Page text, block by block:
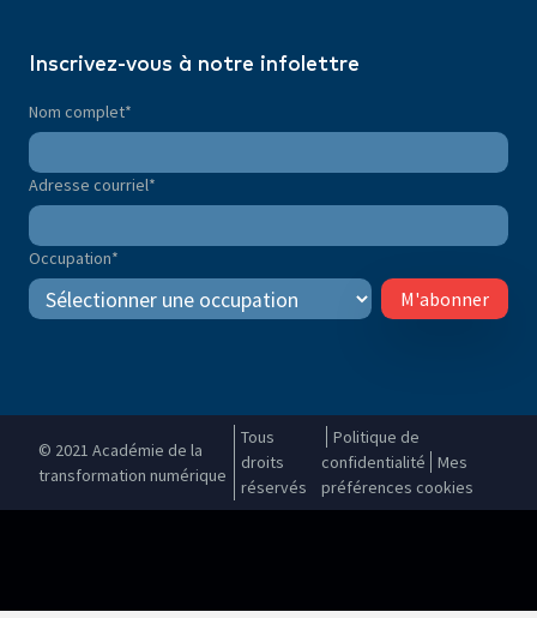
Inscrivez-vous à notre infolettre
Nom complet*
Adresse courriel*
Occupation*
M'abonner
© 2021 Académie de la
transformation numérique
Tous
droits
réservés
Politique de
confidentialité
Mes
préférences cookies